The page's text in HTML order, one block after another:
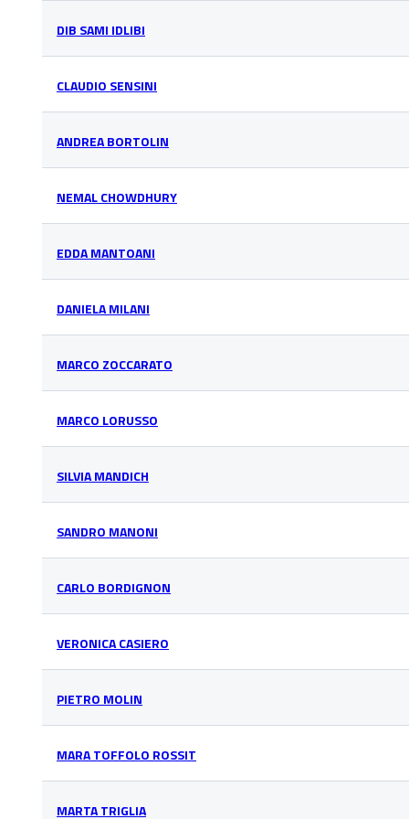
DIB SAMI IDLIBI
CLAUDIO SENSINI
ANDREA BORTOLIN
NEMAL CHOWDHURY
EDDA MANTOANI
DANIELA MILANI
MARCO ZOCCARATO
MARCO LORUSSO
SILVIA MANDICH
SANDRO MANONI
CARLO BORDIGNON
VERONICA CASIERO
PIETRO MOLIN
MARA TOFFOLO ROSSIT
MARTA TRIGLIA